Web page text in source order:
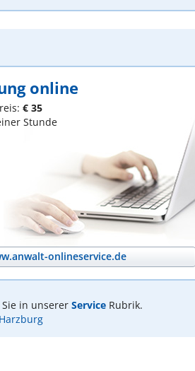
online
€ 35
Stunde
onlineservice.de
in unserer ServiceRubrik.